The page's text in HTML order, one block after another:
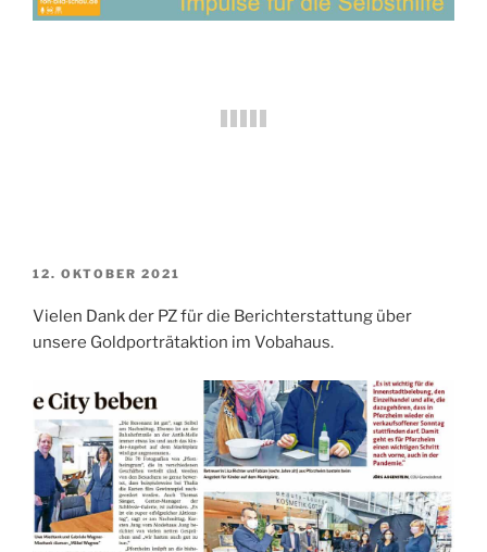
VERÖFFENTLICHT
12. OKTOBER 2021
Vielen Dank der PZ für die Berichterstattung über
unsere Goldporträtaktion im Vobahaus.